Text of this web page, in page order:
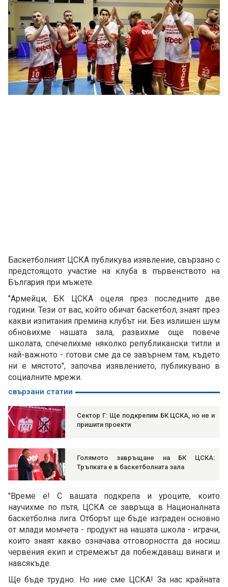
Баскетболният ЦСКА публикува изявление, свързано с
предстоящото участие на клуба в първенството на
България при мъжете.
"Армейци, БК ЦСКА оцеля през последните две
години. Тези от вас, който обичат баскетбол, знаят през
какви изпитания премина клубът ни. Без излишен шум
обновихме нашата зала, развихме още повече
школата, спечелихме няколко републикански титли и
най-важното - готови сме да се завърнем там, където
ни е мястото", започва изявлението, публикувано в
социалните мрежи.
свързани статии
Сектор Г: Ще подкрепим БК ЦСКА, но не и
пришити проекти
Голямото завръщане на БК ЦСКА:
Тръпката е в баскетболната зала
"Време е! С вашата подкрепа и уроците, които
научихме по пътя, ЦСКА се завръща в Националната
баскетболна лига. Отборът ще бъде изграден основно
от млади момчета - продукт на нашата школа - играчи,
които знаят какво означава отговорността да носиш
червения екип и стремежът да побеждаваш винаги и
навсякъде.
Ще бъде трудно. Но ние сме ЦСКА! За нас крайната